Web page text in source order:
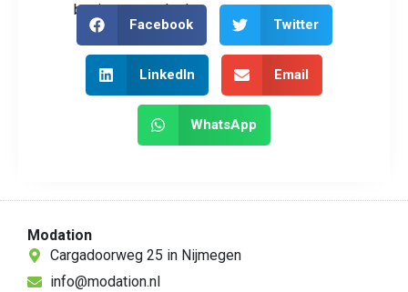
basis van uw doelen
Facebook Twitter
LinkedIn Email
WhatsApp
Modation
Cargadoorweg 25 in Nijmegen
info@modation.nl